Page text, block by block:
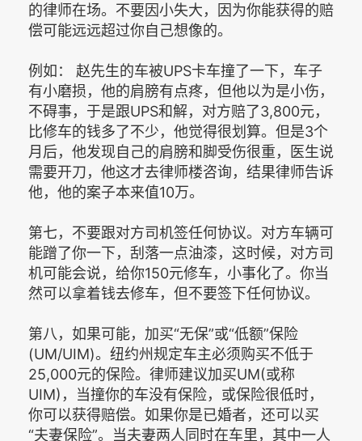
的律师在场。不要因小失大，因为你能获得的赔
偿可能远远超过你自己想像的。
例如： 赵先生的车被UPS卡车撞了一下，车子
有小磨损，他的肩膀有点疼，但他以为是小伤，
不碍事，于是跟UPS和解，对方赔了3,800元，
比修车的钱多了不少，他觉得很划算。但是3个
月后，他发现自己的肩膀和脚受伤很重，医生说
需要开刀，他这才去律师楼咨询，结果律师告诉
他，他的案子本来值10万。
第七，不要跟对方司机签任何协议。对方车辆可
能蹭了你一下，刮落一点油漆，这时候，对方司
机可能会说，给你150元修车，小事化了。你当
然可以拿着钱去修车，但不要签下任何协议。
第八，如果可能，加买“无保”或“低额”保险
(UM/UIM)。纽约州规定车主必须购买不低于
25,000元的保险。律师建议加买UM(或称
UIM)，当撞你的车没有保险，或保险很低时，
你可以获得赔偿。如果你是已婚者，还可以买
“夫妻保险”。当夫妻两人同时在车里，其中一人